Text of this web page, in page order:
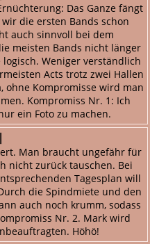
Das Ganze fängt
die ersten Bands schon
auch sinnvoll bei dem
meisten Bands nicht länger
Weniger verständlich
Acts trotz zwei Hallen
ohne Kompromisse wird man
Kompromiss Nr. 1: Ich
ein Foto zu machen.
Man braucht ungefähr für
nicht zurück tauschen. Bei
Tagesplan will
die Spindmiete und den
auch noch krumm, sodass
Nr. 2. Mark wird
Höhö!